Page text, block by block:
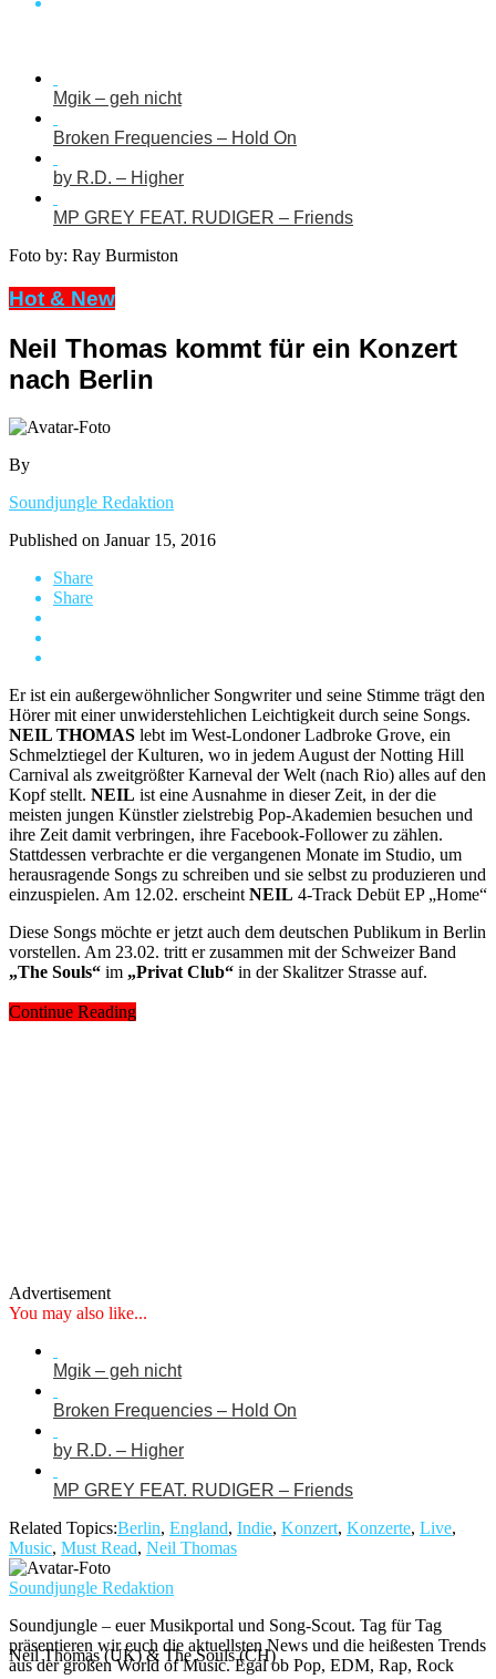
Mgik – geh nicht
Broken Frequencies – Hold On
by R.D. – Higher
MP GREY FEAT. RUDIGER – Friends
Foto by: Ray Burmiston
Hot & New
Neil Thomas kommt für ein Konzert
nach Berlin
By
Soundjungle Redaktion
Published on Januar 15, 2016
Share
Share
Er ist ein außergewöhnlicher Songwriter und seine Stimme trägt den
Hörer mit einer unwiderstehlichen Leichtigkeit durch seine Songs.
NEIL THOMAS lebt im West-Londoner Ladbroke Grove, ein
Schmelztiegel der Kulturen, wo in jedem August der Notting Hill
Carnival als zweitgrößter Karneval der Welt (nach Rio) alles auf den
Kopf stellt. NEIL ist eine Ausnahme in dieser Zeit, in der die
meisten jungen Künstler zielstrebig Pop-Akademien besuchen und
ihre Zeit damit verbringen, ihre Facebook-Follower zu zählen.
Stattdessen verbrachte er die vergangenen Monate im Studio, um
herausragende Songs zu schreiben und sie selbst zu produzieren und
einzuspielen. Am 12.02. erscheint NEIL 4-Track Debüt EP „Home“
Diese Songs möchte er jetzt auch dem deutschen Publikum in Berlin
vorstellen. Am 23.02. tritt er zusammen mit der Schweizer Band
„The Souls“ im „Privat Club“ in der Skalitzer Strasse auf.
Neil Thomas (UK) & The Souls (CH)
Continue Reading
Advertisement
You may also like...
Mgik – geh nicht
Broken Frequencies – Hold On
by R.D. – Higher
MP GREY FEAT. RUDIGER – Friends
Related Topics:Berlin, England, Indie, Konzert, Konzerte, Live,
Music, Must Read, Neil Thomas
Soundjungle Redaktion
Soundjungle – euer Musikportal und Song-Scout. Tag für Tag
präsentieren wir euch die aktuellsten News und die heißesten Trends
aus der großen World of Music. Egal ob Pop, EDM, Rap, Rock